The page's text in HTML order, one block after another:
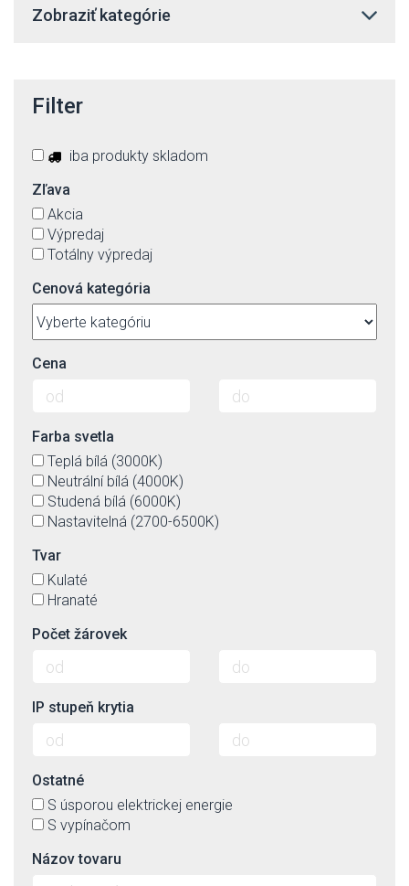
Zobraziť kategórie
Filter
iba produkty skladom
Zľava
Akcia
Výpredaj
Totálny výpredaj
Cenová kategória
Cena
Farba svetla
Teplá bílá (3000K)
Neutrální bílá (4000K)
Studená bílá (6000K)
Nastavitelná (2700-6500K)
Tvar
Kulaté
Hranaté
Počet žárovek
IP stupeň krytia
Ostatné
S úsporou elektrickej energie
S vypínačom
Názov tovaru